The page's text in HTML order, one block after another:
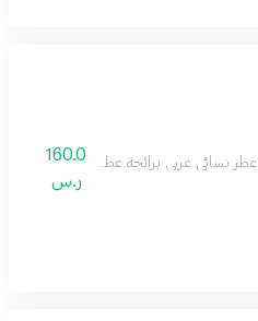
عطر نسائي غربي برائحة عطرية أنثوية
160.0
ر.س